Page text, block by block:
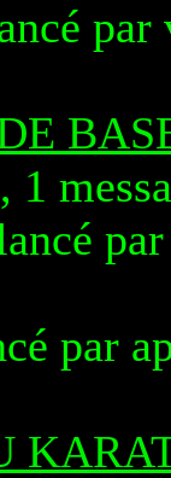
par
1
par